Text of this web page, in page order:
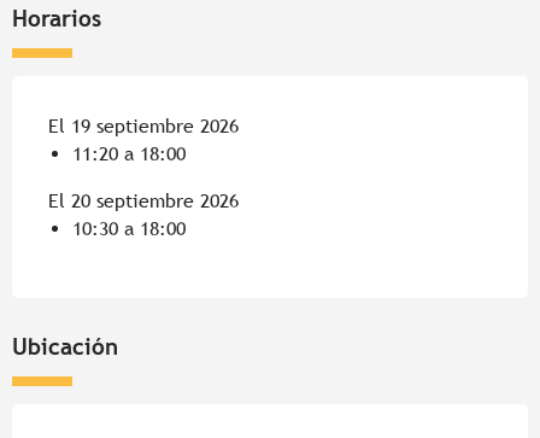
Horarios
El 19 septiembre 2026
11:20 a 18:00
El 20 septiembre 2026
10:30 a 18:00
Ubicación